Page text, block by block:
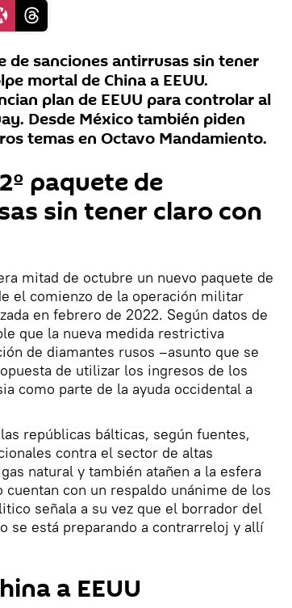
de sanciones antirrusas sin tener
mortal de China a EEUU.
plan de EEUU para controlar al
Desde México también piden
temas en Octavo Mandamiento.
paquete de
sin tener claro con
mitad de octubre un nuevo paquete de
el comienzo de la operación militar
en febrero de 2022. Según datos de
que la nueva medida restrictiva
de diamantes rusos –asunto que se
de utilizar los ingresos de los
como parte de la ayuda occidental a
repúblicas bálticas, según fuentes,
contra el sector de altas
natural y también atañen a la esfera
con un respaldo unánime de los
señala a su vez que el borrador del
se está preparando a contrarreloj y allí
a EEUU